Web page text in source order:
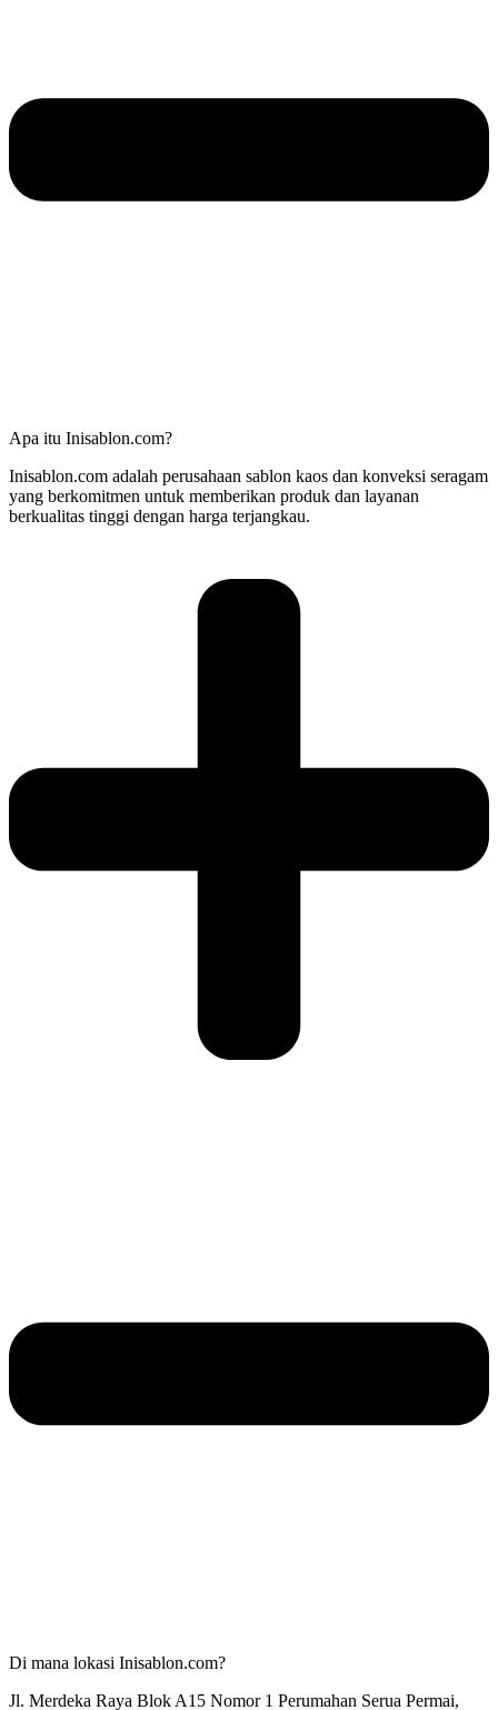
Apa itu Inisablon.com?
Inisablon.com adalah perusahaan sablon kaos dan konveksi seragam
yang berkomitmen untuk memberikan produk dan layanan
berkualitas tinggi dengan harga terjangkau.
Di mana lokasi Inisablon.com?
Jl. Merdeka Raya Blok A15 Nomor 1 Perumahan Serua Permai,